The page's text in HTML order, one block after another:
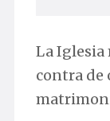
La Iglesia
contra de